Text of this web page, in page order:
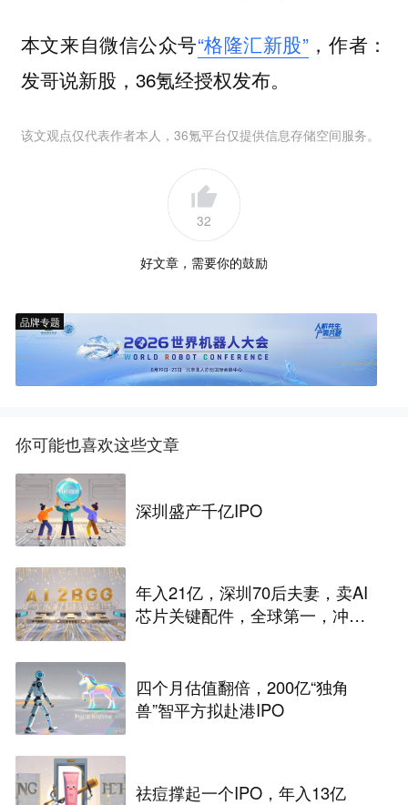
本文来自微信公众号“格隆汇新股”，作者：
发哥说新股，36氪经授权发布。
该文观点仅代表作者本人，36氪平台仅提供信息存储空间服务。
32
好文章，需要你的鼓励
品牌专题
你可能也喜欢这些文章
深圳盛产千亿IPO
年入21亿，深圳70后夫妻，卖AI
芯片关键配件，全球第一，冲刺
四个月估值翻倍，200亿“独角
兽”智平方拟赴港IPO
祛痘撑起一个IPO，年入13亿